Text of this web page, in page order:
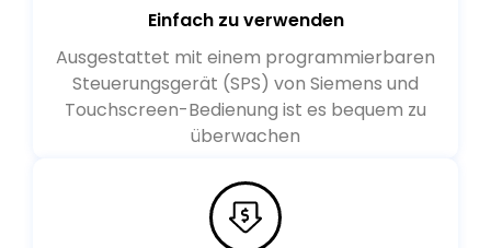
Einfach zu verwenden
Ausgestattet mit einem programmierbaren
Steuerungsgerät (SPS) von Siemens und
Touchscreen-Bedienung ist es bequem zu
überwachen